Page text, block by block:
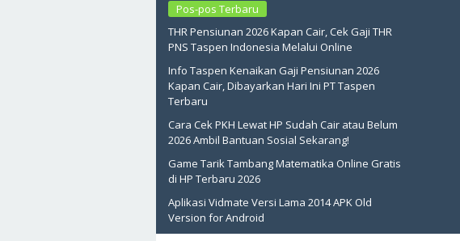
Pos-pos Terbaru
THR Pensiunan 2026 Kapan Cair, Cek Gaji THR
PNS Taspen Indonesia Melalui Online
Info Taspen Kenaikan Gaji Pensiunan 2026
Kapan Cair, Dibayarkan Hari Ini PT Taspen
Terbaru
Cara Cek PKH Lewat HP Sudah Cair atau Belum
2026 Ambil Bantuan Sosial Sekarang!
Game Tarik Tambang Matematika Online Gratis
di HP Terbaru 2026
Aplikasi Vidmate Versi Lama 2014 APK Old
Version for Android